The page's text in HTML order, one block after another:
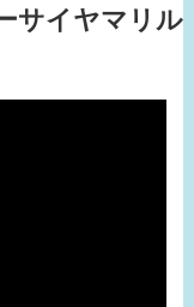
サイヤマリル